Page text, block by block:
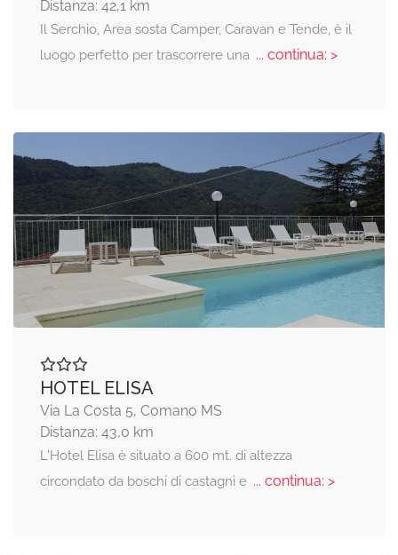
Distanza: 42,1 km
Il Serchio, Area sosta Camper, Caravan e Tende, è il
luogo perfetto per trascorrere una ... continua: >
HOTEL ELISA
Via La Costa 5, Comano MS
Distanza: 43,0 km
L'Hotel Elisa è situato a 600 mt. di altezza
circondato da boschi di castagni e... continua: >